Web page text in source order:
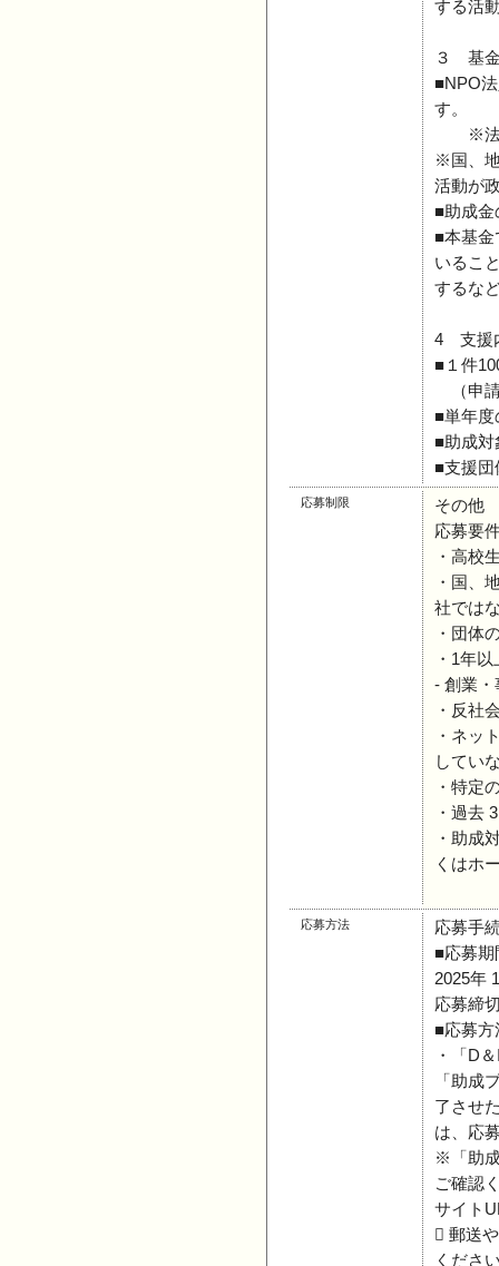
する活
３ 基
■NPO
す。
※法人
※国、
活動が
■助成金
■本基金
いるこ
するな
4 支援
■１件
（申請
■単年度
■助成対
■支援団
応募制限
その他
応募要
・高校
・国、
社では
・団体
・1年
- 創業・
・反社
・ネッ
してい
・特定
・過去
・助成
くはホ
応募方法
応募手
■応募期
2025年
応募締
■応募方
・「D
「助成
了させ
は、応
※「助
ご確認
サイト
 郵送
くださ